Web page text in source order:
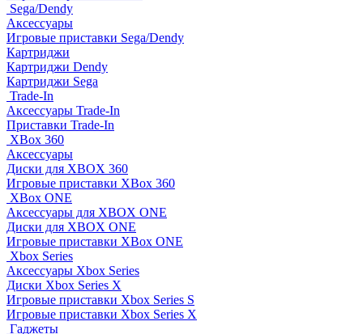
Sega/Dendy
Аксессуары
Игровые приставки Sega/Dendy
Картриджи
Картриджи Dendy
Картриджи Sega
Trade-In
Аксессуары Trade-In
Приставки Trade-In
XBox 360
Аксессуары
Диски для XBOX 360
Игровые приставки XBox 360
XBox ONE
Аксессуары для XBOX ONE
Диски для XBOX ONE
Игровые приставки XBox ONE
Xbox Series
Аксессуары Xbox Series
Диски Xbox Series X
Игровые приставки Xbox Series S
Игровые приставки Xbox Series X
Гаджеты